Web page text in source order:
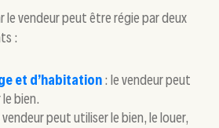
le vendeur peut être régie par deux
:
et d’habitation : le vendeur peut
bien.
vendeur peut utiliser le bien, le louer,